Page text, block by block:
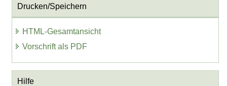
Drucken/Speichern
HTML-Gesamtansicht
Vorschrift als PDF
Hilfe